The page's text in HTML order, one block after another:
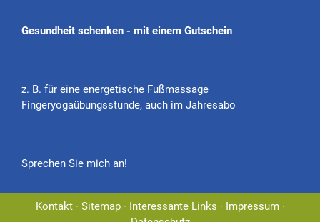
Gesundheit schenken - mit einem Gutschein
z. B. für eine energetische Fußmassage
Fingeryogaübungsstunde, auch im Jahresabo
Sprechen Sie mich an!
Kontakt· Sitemap· Interessante Links · Impressum·